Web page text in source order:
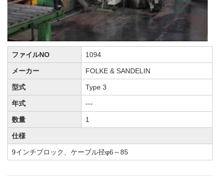
ファイルNO 1094
メーカー FOLKE & SANDELIN
型式 Type 3
年式 ---
数量 1
仕様
9インチブロック、ケーブル径φ6～85